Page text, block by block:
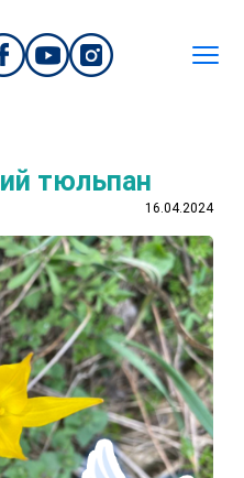
тюльпан
16.04.2024